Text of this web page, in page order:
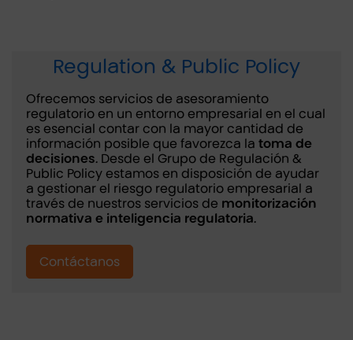
Regulation & Public Policy
Ofrecemos servicios de asesoramiento
regulatorio en un entorno empresarial en el cual
es esencial contar con la mayor cantidad de
información posible que favorezca la toma de
decisiones. Desde el Grupo de Regulación &
Public Policy estamos en disposición de ayudar
a gestionar el riesgo regulatorio empresarial a
través de nuestros servicios de monitorización
normativa e inteligencia regulatoria.
Contáctanos